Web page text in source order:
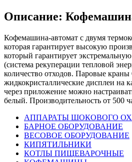
Описание:
Кофемашина-автомат с двумя
которая гарантирует высокую
который гарантирует
(система рекуперации тепловой
количество отходов. Паровые
жидкокристаллические дисплеи на
через приложение можно
белый. Производительность от 500
АППАРАТЫ ШОКОВОГО
БАРНОЕ ОБОРУДОВАНИЕ
ВЕСОВОЕ ОБОРУДОВАНИЕ
КИПЯТИЛЬНИКИ
КОТЛЫ ПИЩЕВАРОЧНЫЕ